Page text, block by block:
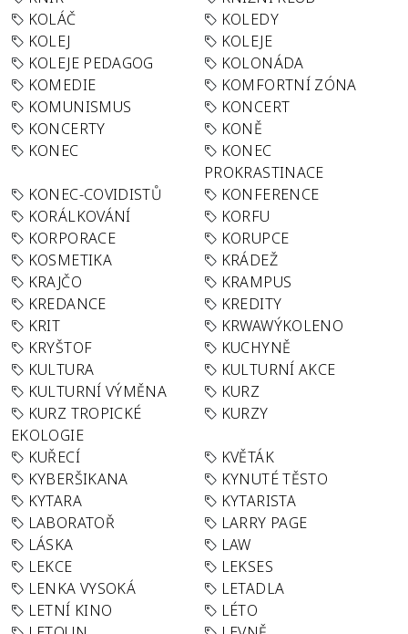
KOLÁČ
KOLEDY
KOLEJ
KOLEJE
KOLEJE PEDAGOG
KOLONÁDA
KOMEDIE
KOMFORTNÍ ZÓNA
KOMUNISMUS
KONCERT
KONCERTY
KONĚ
KONEC
KONEC
PROKRASTINACE
KONEC-COVIDISTŮ
KONFERENCE
KORÁLKOVÁNÍ
KORFU
KORPORACE
KORUPCE
KOSMETIKA
KRÁDEŽ
KRAJČO
KRAMPUS
KREDANCE
KREDITY
KRIT
KRWAWÝKOLENO
KRYŠTOF
KUCHYNĚ
KULTURA
KULTURNÍ AKCE
KULTURNÍ VÝMĚNA
KURZ
KURZ TROPICKÉ
EKOLOGIE
KURZY
KUŘECÍ
KVĚTÁK
KYBERŠIKANA
KYNUTÉ TĚSTO
KYTARA
KYTARISTA
LABORATOŘ
LARRY PAGE
LÁSKA
LAW
LEKCE
LEKSES
LENKA VYSOKÁ
LETADLA
LETNÍ KINO
LÉTO